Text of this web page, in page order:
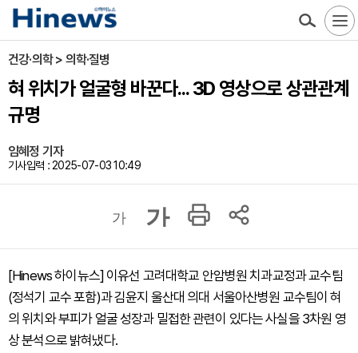
건강·의학 > 의학·질병
혀 위치가 얼굴형 바꾼다... 3D 영상으로 상관관계
규명
임혜정 기자
기사입력 : 2025-07-03 10:49
가 가
[Hinews 하이뉴스] 이유선 고려대학교 안암병원 치과교정과 교수팀
(정석기 교수 포함)과 김윤지 울산대 의대 서울아산병원 교수팀이 혀
의 위치와 부피가 얼굴 성장과 밀접한 관련이 있다는 사실을 3차원 영
상 분석으로 밝혀냈다.